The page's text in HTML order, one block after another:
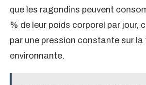
que les ragondins peuvent
% de leur poids corporel par jour,
par une pression constante sur la
environnante.